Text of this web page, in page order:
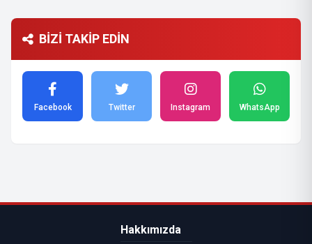
BİZİ TAKİP EDİN
Facebook Twitter Instagram WhatsApp
Hakkımızda